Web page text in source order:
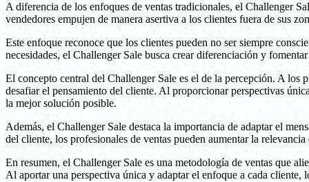
A diferencia de los enfoques de ventas tradicionales, el Challenger
vendedores empujen de manera asertiva a los clientes fuera de sus
Este enfoque reconoce que los clientes pueden no ser siempre
necesidades, el Challenger Sale busca crear diferenciación y
El concepto central del Challenger Sale es el de la percepción. A los
desafiar el pensamiento del cliente. Al proporcionar perspectivas
la mejor solución posible.
Además, el Challenger Sale destaca la importancia de adaptar el
del cliente, los profesionales de ventas pueden aumentar la
En resumen, el Challenger Sale es una metodología de ventas que
Al aportar una perspectiva única y adaptar el enfoque a cada